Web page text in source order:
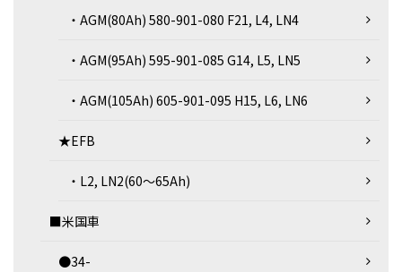
・AGM(80Ah) 580-901-080 F21, L4, LN4
・AGM(95Ah) 595-901-085 G14, L5, LN5
・AGM(105Ah) 605-901-095 H15, L6, LN6
★EFB
・L2, LN2(60～65Ah)
■米国車
●34-